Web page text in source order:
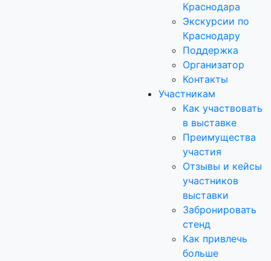
Краснодара
Экскурсии по
Краснодару
Поддержка
Организатор
Контакты
Участникам
Как участвовать
в выставке
Преимущества
участия
Отзывы и кейсы
участников
выставки
Забронировать
стенд
Как привлечь
больше